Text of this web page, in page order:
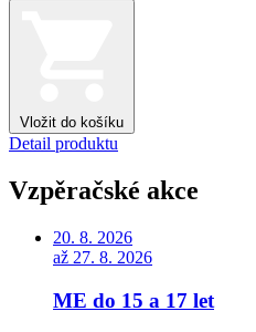
Vložit do košíku
Detail produktu
Vzpěračské akce
20. 8. 2026
až 27. 8. 2026
ME do 15 a 17 let